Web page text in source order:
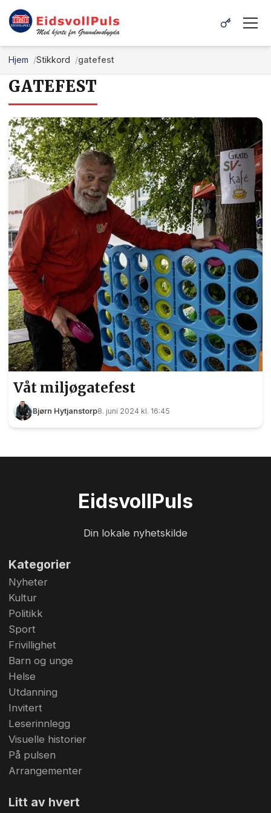
Hjem Stikkord gatefest
GATEFEST
Våt miljøgatefest
Bjørn Hytjanstorp8. juni 2024 kl. 16:45
EidsvollPuls
Din lokale nyhetskilde
Kategorier
Nyheter
Kultur
Politikk
Sport
Frivillighet
Barn og unge
Helse
Utdanning
Invitert
Leserinnlegg
Visuelle historier
På pulsen
Arrangementer
Litt av hvert